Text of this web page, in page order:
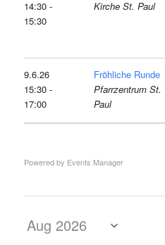
14:30 -
15:30
Kirche St. Paul
9.6.26
15:30 -
17:00
Fröhliche Runde
Pfarrzentrum St.
Paul
Powered by Events Manager